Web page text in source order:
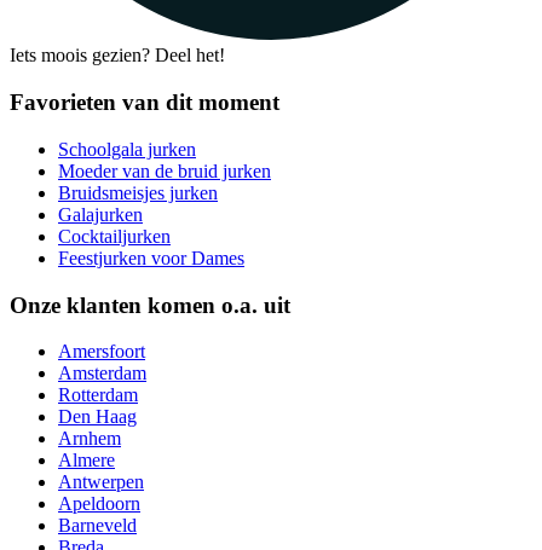
Iets moois gezien? Deel het!
Favorieten van dit moment
Schoolgala jurken
Moeder van de bruid jurken
Bruidsmeisjes jurken
Galajurken
Cocktailjurken
Feestjurken voor Dames
Onze klanten komen o.a. uit
Amersfoort
Amsterdam
Rotterdam
Den Haag
Arnhem
Almere
Antwerpen
Apeldoorn
Barneveld